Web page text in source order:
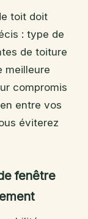
toit doit
: type de
de toiture
meilleure
compromis
entre vos
éviterez
fenêtre